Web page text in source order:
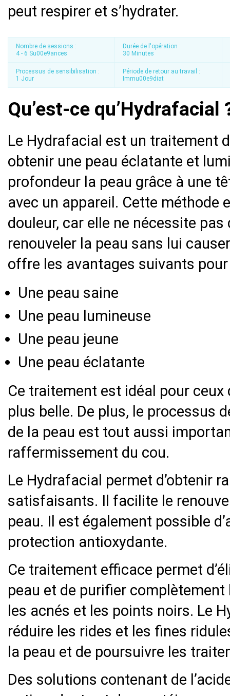
peut respirer et s’hydrater.
Nombre de sessions :
4 - 6 Su00e9ances
Durée de l'opération :
30 Minutes
Processus de sensibilisation :
1 Jour
Période de retour au travail :
Immu00e9diat
Qu’est-ce qu’Hydrafacial
Le Hydrafacial est un traitement
obtenir une peau éclatante et
profondeur la peau grâce à une
avec un appareil. Cette méthode
douleur, car elle ne nécessite pas
renouveler la peau sans lui
offre les avantages suivants
Une peau saine
Une peau lumineuse
Une peau jeune
Une peau éclatante
Ce traitement est idéal pour
plus belle. De plus, le processus
de la peau est tout aussi
raffermissement du cou.
Le Hydrafacial permet d’obtenir
satisfaisants. Il facilite le
peau. Il est également possible
protection antioxydante.
Ce traitement efficace permet
peau et de purifier complètement
les acnés et les points noirs. Le
réduire les rides et les fines
la peau et de poursuivre les
Des solutions contenant de